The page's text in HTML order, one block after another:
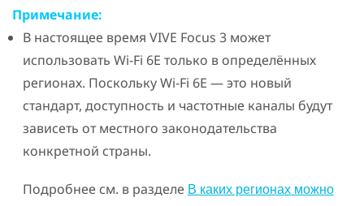
Примечание:
В настоящее время VIVE Focus 3может
использовать Wi‍-Fi 6E только в определённых
регионах. ПосколькуWi‍-Fi 6E — это новый
стандарт, доступность и частотные каналы будут
зависеть от местного законодательства
конкретной страны.
Подробнее см. в разделе В каких регионах можно